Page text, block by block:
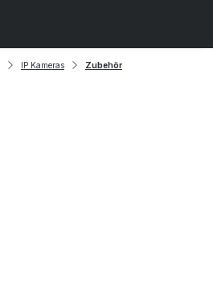
IP Kameras Zubehör